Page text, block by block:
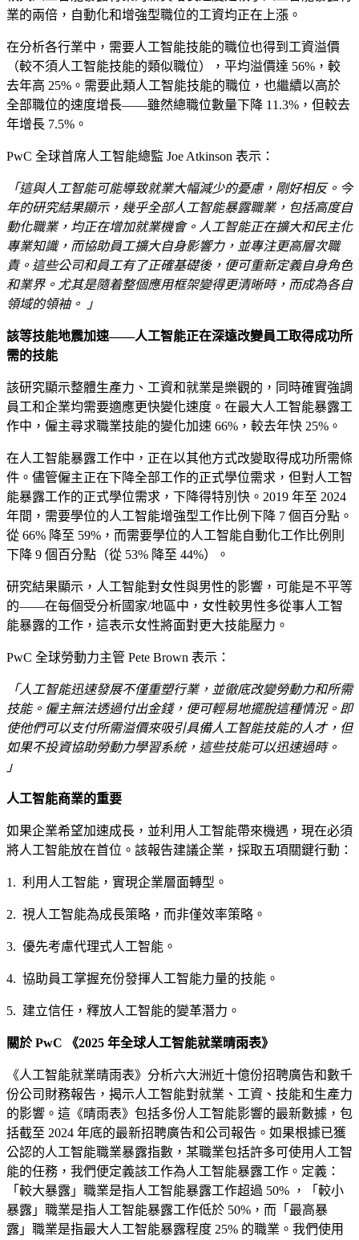
業的兩倍，自動化和增強型職位的工資均正在上漲。
在分析各行業中，需要人工智能技能的職位也得到工資溢價
（較不須人工智能技能的類似職位），平均溢價達 56%，較
去年高 25%。需要此類人工智能技能的職位，也繼續以高於
全部職位的速度增長——雖然總職位數量下降 11.3%，但較去
年增長 7.5%。
PwC 全球首席人工智能總監 Joe Atkinson 表示：
「這與人工智能可能導致就業大幅減少的憂慮，剛好相反。今
年的研究結果顯示，幾乎全部人工智能暴露職業，包括高度自
動化職業，均正在增加就業機會。人工智能正在擴大和民主化
專業知識，而協助員工擴大自身影響力，並專注更高層次職
責。這些公司和員工有了正確基礎後，便可重新定義自身角色
和業界。尤其是隨着整個應用框架變得更清晰時，而成為各自
領域的領袖。 」
該等技能地震加速——人工智能正在深遠改變員工取得成功所
需的技能
該研究顯示整體生產力、工資和就業是樂觀的，同時確實強調
員工和企業均需要適應更快變化速度。在最大人工智能暴露工
作中，僱主尋求職業技能的變化加速 66%，較去年快 25%。
在人工智能暴露工作中，正在以其他方式改變取得成功所需條
件。儘管僱主正在下降全部工作的正式學位需求，但對人工智
能暴露工作的正式學位需求，下降得特別快。2019 年至 2024
年間，需要學位的人工智能增強型工作比例下降 7 個百分點。
從 66% 降至 59%，而需要學位的人工智能自動化工作比例則
下降 9 個百分點（從 53% 降至 44%）。
研究結果顯示，人工智能對女性與男性的影響，可能是不平等
的——在每個受分析國家/地區中，女性較男性多從事人工智
能暴露的工作，這表示女性將面對更大技能壓力。
PwC 全球勞動力主管 Pete Brown 表示：
「人工智能迅速發展不僅重塑行業，並徹底改變勞動力和所需
技能。僱主無法透過付出金錢，便可輕易地擺脫這種情況。即
使他們可以支付所需溢價來吸引具備人工智能技能的人才，但
如果不投資協助勞動力學習系統，這些技能可以迅速過時。
」
人工智能商業的重要
如果企業希望加速成長，並利用人工智能帶來機遇，現在必須
將人工智能放在首位。該報告建議企業，採取五項關鍵行動：
1. 利用人工智能，實現企業層面轉型。
2. 視人工智能為成長策略，而非僅效率策略。
3. 優先考慮代理式人工智能。
4. 協助員工掌握充份發揮人工智能力量的技能。
5. 建立信任，釋放人工智能的變革潛力。
關於 PwC 《2025 年全球人工智能就業晴雨表》
《人工智能就業晴雨表》分析六大洲近十億份招聘廣告和數千
份公司財務報告，揭示人工智能對就業、工資、技能和生產力
的影響。這《晴雨表》包括多份人工智能影響的最新數據，包
括截至 2024 年底的最新招聘廣告和公司報告。如果根據已獲
公認的人工智能職業暴露指數，某職業包括許多可使用人工智
能的任務，我們便定義該工作為人工智能暴露工作。定義：
「較大暴露」職業是指人工智能暴露工作超過 50% ，「較小
暴露」職業是指人工智能暴露工作低於 50%，而「最高暴
露」職業是指最大人工智能暴露程度 25% 的職業。我們使用